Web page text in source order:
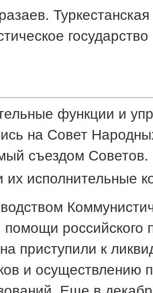
функции и
на Совет
съездом
исполнительные
помощи российского
приступили к
и осуществлению